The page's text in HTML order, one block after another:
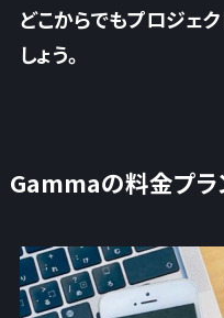
どこからでもプロジェ
しょう。
Gammaの料金プラ